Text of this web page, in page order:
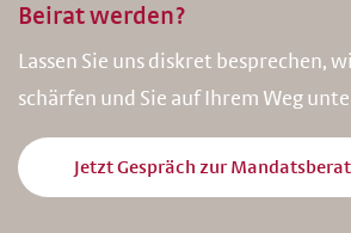
Beirat werden?
Lassen Sie uns diskret besprechen,
schärfen und Sie auf Ihrem Weg
Jetzt Gespräch zur